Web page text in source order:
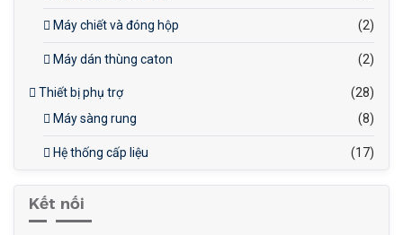
Máy chiết và đóng hộp (2)
Máy dán thùng caton (2)
Thiết bị phụ trợ
(28)
Máy sàng rung
(8)
Hệ thống cấp liệu (17)
Kết nối